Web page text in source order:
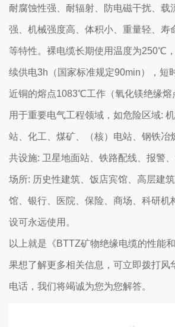
耐腐蚀性强、耐辐射、防电磁干扰、载
强、机械强度高、体积小、重量轻、寿
等特性。裸电缆长期使用温度为250℃
续供电3h（国家标准规定90min），短
近铜的熔点1083℃工作（氧化镁绝缘熔
用于重要电气工程领域，如危险区域:
站、化工、煤矿、（核）电站、钢铁冶
共设施: 卫星地面站、铁路配线、报警
场所: 历史性建筑、饭店宾馆、高层建
馆、银行、医院、保险、商场、科研机
设可永远使用。
以上就是《BTTZ矿物绝缘电缆的性能
果想了解更多相关信息，可立即拨打风
电话，我们将竭诚为您为您解答。